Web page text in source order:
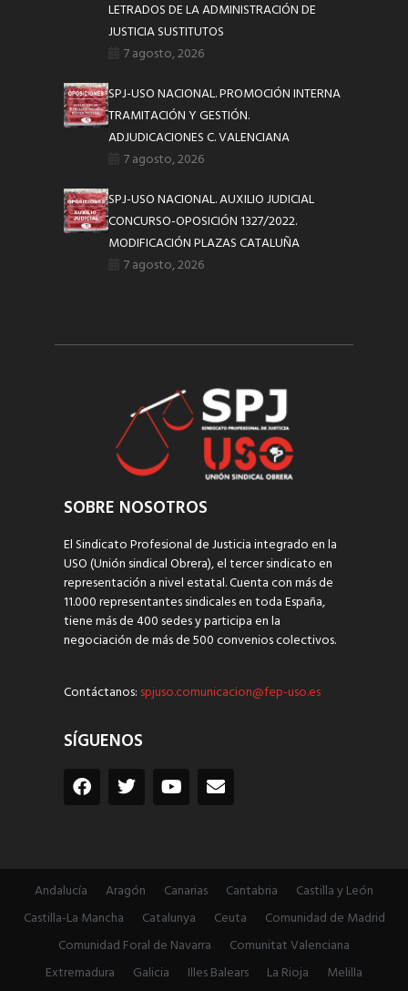
LETRADOS DE LA ADMINISTRACIÓN DE
JUSTICIA SUSTITUTOS
7 agosto, 2026
SPJ-USO NACIONAL. PROMOCIÓN INTERNA
TRAMITACIÓN Y GESTIÓN.
ADJUDICACIONES C. VALENCIANA
7 agosto, 2026
SPJ-USO NACIONAL. AUXILIO JUDICIAL
CONCURSO-OPOSICIÓN 1327/2022.
MODIFICACIÓN PLAZAS CATALUÑA
7 agosto, 2026
SOBRE NOSOTROS
El Sindicato Profesional de Justicia integrado en la
USO (Unión sindical Obrera), el tercer sindicato en
representación a nivel estatal. Cuenta con más de
11.000 representantes sindicales en toda España,
tiene más de 400 sedes y participa en la
negociación de más de 500 convenios colectivos.
Contáctanos: spjuso.comunicacion@fep-uso.es
SÍGUENOS
Andalucía Aragón Canarias Cantabria
Castilla y León
Castilla-La Mancha
Catalunya Ceuta
Comunidad de Madrid
Comunidad Foral de Navarra
Comunitat Valenciana
Extremadura
Galicia Illes Balears La Rioja
Melilla